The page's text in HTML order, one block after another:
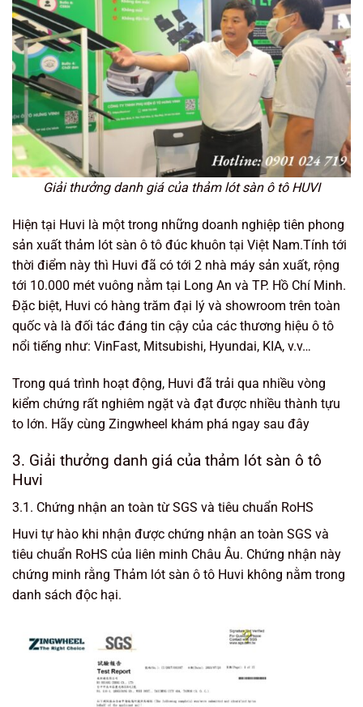
Giải thưởng danh giá của thảm lót sàn ô tô HUVI
Hiện tại Huvi là một trong những doanh nghiệp tiên phong
sản xuất thảm lót sàn ô tô đúc khuôn tại Việt Nam.Tính tới
thời điểm này thì Huvi đã có tới 2 nhà máy sản xuất, rộng
tới 10.000 mét vuông nằm tại Long An và TP. Hồ Chí Minh.
Đặc biệt, Huvi có hàng trăm đại lý và showroom trên toàn
quốc và là đối tác đáng tin cậy của các thương hiệu ô tô
nổi tiếng như: VinFast, Mitsubishi, Hyundai, KIA, v.v…
Trong quá trình hoạt động, Huvi đã trải qua nhiều vòng
kiểm chứng rất nghiêm ngặt và đạt được nhiều thành tựu
to lớn. Hãy cùng Zingwheel khám phá ngay sau đây
3. Giải thưởng danh giá của thảm lót sàn ô tô
Huvi
3.1. Chứng nhận an toàn từ SGS và tiêu chuẩn RoHS
Huvi tự hào khi nhận được chứng nhận an toàn SGS và
tiêu chuẩn RoHS của liên minh Châu Âu. Chứng nhận này
chứng minh rằng Thảm lót sàn ô tô Huvi không nằm trong
danh sách độc hại.